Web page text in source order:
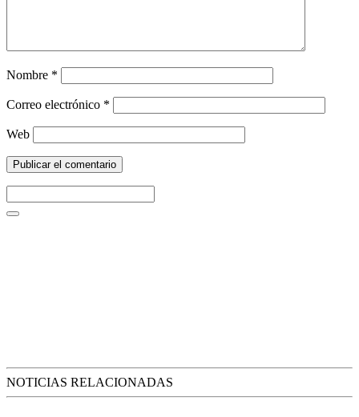
Nombre *
Correo electrónico *
Web
NOTICIAS RELACIONADAS